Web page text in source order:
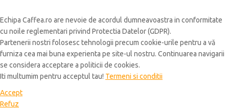
Echipa Caffea.ro are nevoie de acordul dumneavoastra in conformitate
cu noile reglementari privind Protectia Datelor (GDPR).
Partenerii nostri folosesc tehnologii precum cookie-urile pentru a vă
furniza cea mai buna experienta pe site-ul nostru. Continuarea navigarii
se considera acceptare a politicii de cookies.
Iti multumim pentru acceptul tau! Termeni si conditii
Accept
Refuz